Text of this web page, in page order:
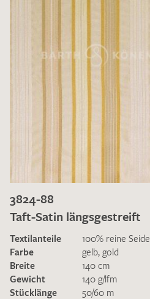
3824-88
Taft-Satin längsgestreift
Textilanteile
100% reine Seide
Farbe
gelb, gold
Breite
140 cm
Gewicht
140 g/lfm
Stücklänge
50/60 m